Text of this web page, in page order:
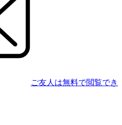
ご友人は無料で閲覧でき